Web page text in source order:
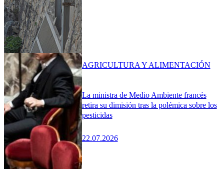
La ministra de Medio Ambiente francés
retira su dimisión tras la polémica sobre los
pesticidas
22.07.2026
AGRICULTURA Y ALIMENTACIÓN